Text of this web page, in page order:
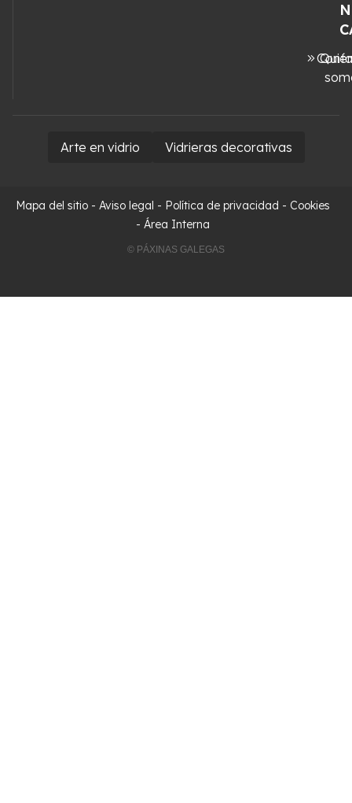
Arte en vidrio Vidrieras decorativas
Mapa del sitio - Aviso legal - Política de privacidad - Cookies
- Área Interna
© PÁXINAS GALEGAS